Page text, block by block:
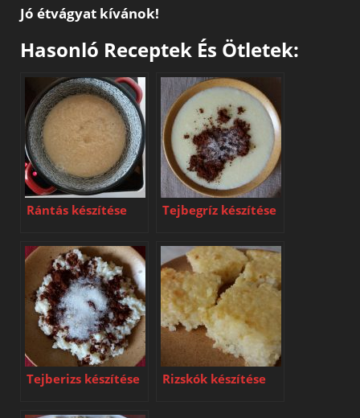
Jó étvágyat kívánok!
Hasonló Receptek És Ötletek:
Rántás készítése Tejbegríz készítése
Tejberizs készítése Rizskók készítése